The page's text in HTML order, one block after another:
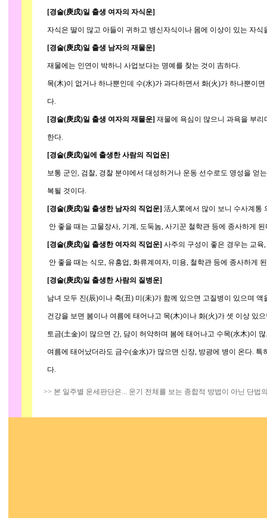
[경술(庚戌)일 출생 여자의 자식운]
자식은 딸이 많고 아들이 귀하고 병신자식이나 몸에 이상이 있는 자식
[경술(庚戌)일 출생 남자의 재물운]
재물에는 인연이 박하니 사업보다는 명예를 찾는 것이 吉하다.
목(木)이 없거나 하나뿐인데 수(水)가 과다하면서 화(火)가 하나뿐이면
다.
[경술(庚戌)일 출생 여자의 재물운] 재물에 욕심이 많으니 과욕을 부
한다.
[경술(庚戌)일에 출생한 사람의 직업운]
보통 군인, 검찰, 경찰 분야에서 대성하거나 운동 선수로도 명성을 얻
복될 것이다.
[경술(庚戌)일 출생한 남자의 직업운] 活人業에서 많이 보니 수사계통
안 좋을 때는 고물장사, 기계, 도둑놈, 사기꾼 철학관 등에 종사하게 된
[경술(庚戌)일 출생한 여자의 직업운] 사주의 구성이 좋은 경우는 교
안 좋을 때는 식모, 유흥업, 화류계여자, 미용, 철학관 등에 종사하게
[경술(庚戌)일 출생한 사람의 질병운]
남녀 모두 진(辰)이나 축(丑) 미(未)가 함께 있으면 고질병이 있으며 액
건강을 보면 봄이나 여름에 태어나고 목(木)이나 화(火)가 셋 이상 있으
토금(土金)이 많으면 간, 담이 허약하며 봄에 태어나고 수목(水木)이 많
여름에 태어났더라도 금수(金水)가 많으면 신장, 방광에 병이 온다. 특
다.
>> 본 일주별 운세판단은... 운기 전체를 보는 종합적 방법이 아닌 단법